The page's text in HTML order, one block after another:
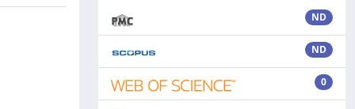
ND
ND
0